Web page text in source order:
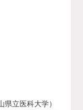
立医科大学）